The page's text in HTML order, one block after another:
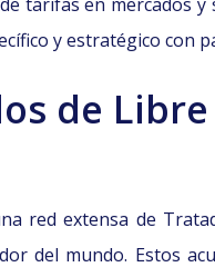
y estratégico con
de
red extensa de
del mundo. Estos